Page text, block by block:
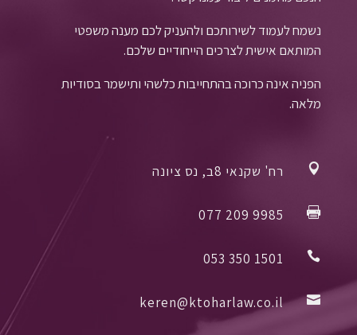
נשמח לעמוד לשירותכם ולהעניק לכם מענה משפטי
המותאם אישית לצרכים הייחודיים שלכם.
הפניה אינה כרוכה בהתחייבות כלשהי ותישמר בסודיות
מלאה.
 רח' שקנאי 8ב, נס ציונה

077 209 9985

053 350 1501

keren@ktoharlaw.co.il